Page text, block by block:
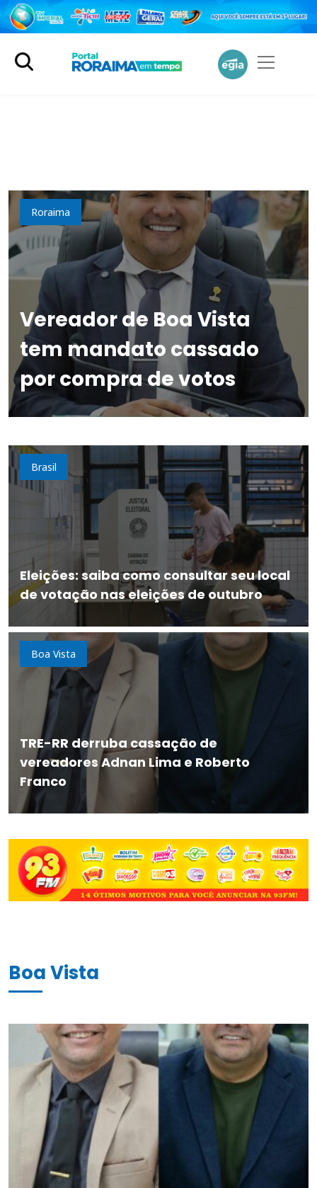
Roraima
Vereador de Boa Vista
tem mandato cassado
por compra de votos
Brasil
Eleições: saiba como consultar seu local
de votação nas eleições de outubro
Boa Vista
TRE-RR derruba cassação de
vereadores Adnan Lima e Roberto
Franco
Boa Vista